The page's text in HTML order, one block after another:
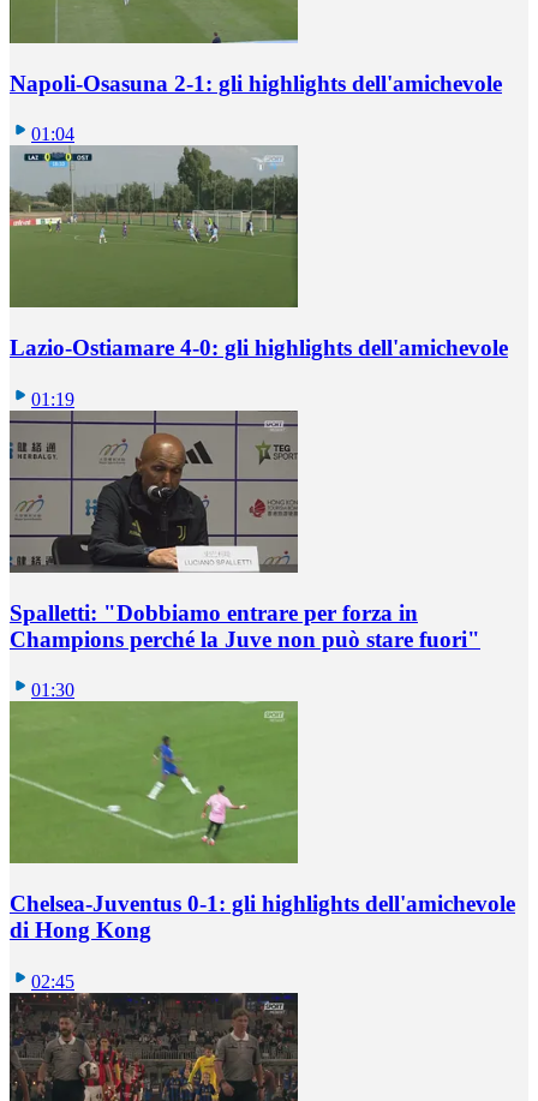
Napoli-Osasuna 2-1: gli highlights dell'amichevole
01:04
Lazio-Ostiamare 4-0: gli highlights dell'amichevole
01:19
Spalletti: "Dobbiamo entrare per forza in
Champions perché la Juve non può stare fuori"
01:30
Chelsea-Juventus 0-1: gli highlights dell'amichevole
di Hong Kong
02:45